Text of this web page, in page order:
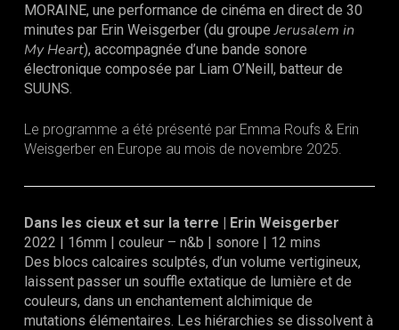
MORAINE, une performance de cinéma en direct de 30
minutes par Erin Weisgerber (du groupeJerusalem in
My Heart), accompagnée d’une bande sonore
électronique composée par Liam O’Neill, batteur de
SUUNS.
Le programme a été présenté par Emma Roufs & Erin
Weisgerber en Europe au mois de novembre 2025.
Dans les cieux et sur la terre | Erin Weisgerber
2022 | 16mm | couleur – n&b | sonore | 12 mins
Des blocs calcaires sculptés, d’un volume vertigineux,
laissent passer un souffle extatique de lumière et de
couleurs, dans un enchantement alchimique de
mutations élémentaires. Les hiérarchies se dissolvent à